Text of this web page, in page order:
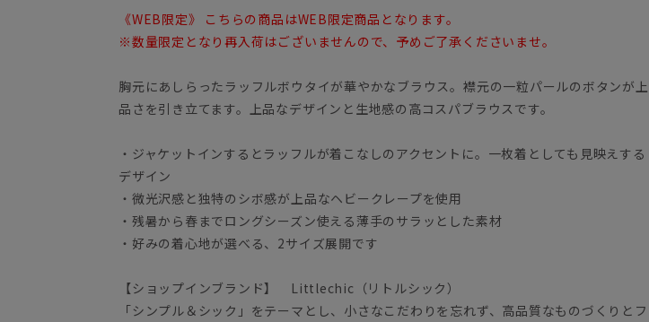
《WEB限定》 こちらの商品はWEB限定商品となります。
※数量限定となり再入荷はございませんので、予めご了承くださいませ。
胸元にあしらったラッフルボウタイが華やかなブラウス。襟元の一粒パールのボタンが上
品さを引き立てます。上品なデザインと生地感の高コスパブラウスです。
・ジャケットインするとラッフルが着こなしのアクセントに。一枚着としても見映えする
デザイン
・微光沢感と独特のシボ感が上品なヘビークレープを使用
・残暑から春までロングシーズン使える薄手のサラッとした素材
・好みの着心地が選べる、2サイズ展開です
【ショップインブランド】 Littlechic（リトルシック）
「シンプル＆シック」をテーマとし、小さなこだわりを忘れず、高品質なものづくりとフ